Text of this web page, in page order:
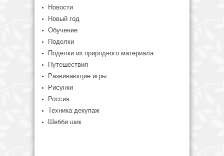
Новости
Новый год
Обучение
Поделки
Поделки из природного материала
Путешествия
Развивающие игры
Рисунки
Россия
Техника декупаж
Шебби шик